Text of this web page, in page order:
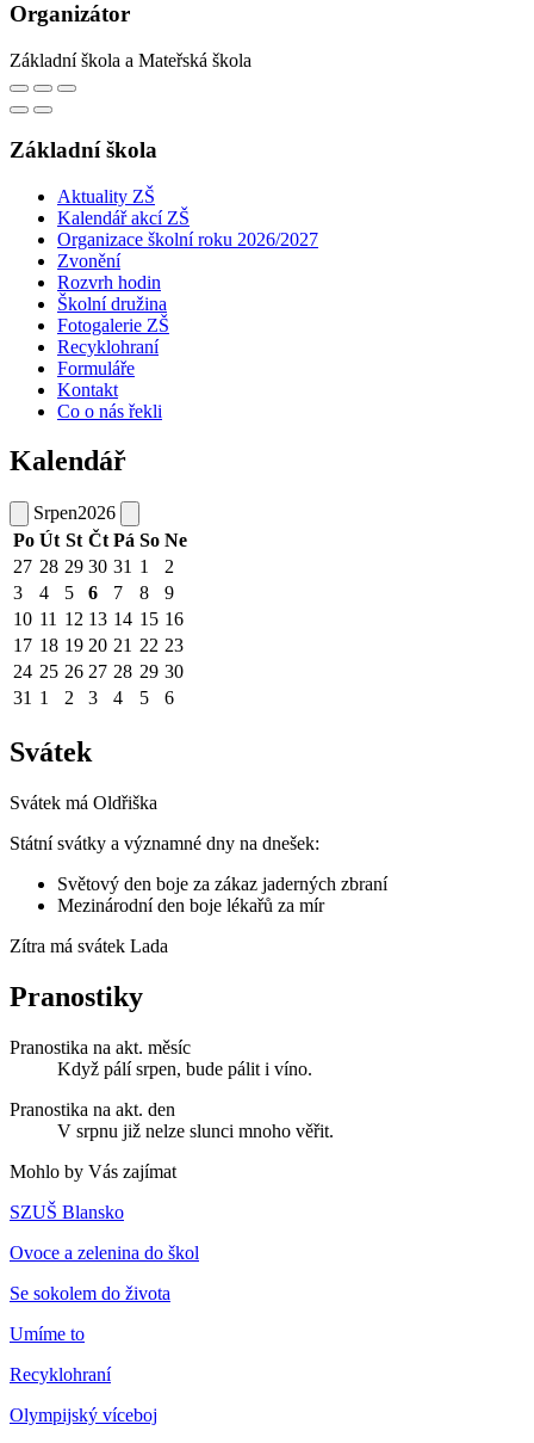
Organizátor
Základní škola a Mateřská škola
Základní škola
Aktuality ZŠ
Kalendář akcí ZŠ
Organizace školní roku 2026/2027
Zvonění
Rozvrh hodin
Školní družina
Fotogalerie ZŠ
Recyklohraní
Formuláře
Kontakt
Co o nás řekli
Kalendář
Srpen2026
Po Út St Čt Pá So Ne
27 28 29 30 31 1
2
3
4 5 6 7 8
9
10 11 12 13 14 15 16
17 18 19 20 21 22 23
24 25 26 27 28 29 30
31 1 2 3 4 5 6
Svátek
Svátek má Oldřiška
Státní svátky a významné dny na dnešek:
Světový den boje za zákaz jaderných zbraní
Mezinárodní den boje lékařů za mír
Zítra má svátek Lada
Pranostiky
Pranostika na akt. měsíc
Když pálí srpen, bude pálit i víno.
Pranostika na akt. den
V srpnu již nelze slunci mnoho věřit.
Mohlo by Vás zajímat
SZUŠ Blansko
Ovoce a zelenina do škol
Se sokolem do života
Umíme to
Recyklohraní
Olympijský víceboj